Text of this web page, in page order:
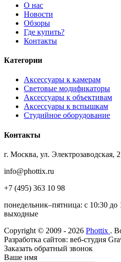
О нас
Новости
Обзоры
Где купить?
Контакты
Категории
Аксессуары к камерам
Световые модификаторы
Аксессуары к объективам
Аксессуары к вспышкам
Студийное оборудование
Контакты
г. Москва, ул. Электрозаводская,
info@phottix.ru
+7 (495) 363 10 98
понедельник–пятница: с 10:30 до
выходные
Copyright © 2009 - 2026 Phottix .
Разработка сайтов: веб-студия
Заказать обратный звонок
Ваше имя